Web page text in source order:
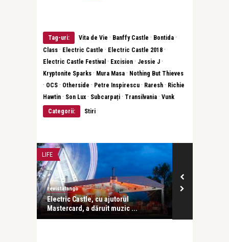
Tag-uri: Vita de Vie · Banffy Castle · Bontida ·
Class · Electric Castle · Electric Castle 2018 ·
Electric Castle Festival · Excision · Jessie J ·
Kryptonite Sparks · Mura Masa · Nothing But Thieves
· OCS · Otherside · Petre Inspirescu · Raresh · Richie
Hawtin · Son Lux · Subcarpați · Transilvania · Vunk
Categorii:
Stiri
LIFE
revistatango
Electric Castle, cu ajutorul
Mastercard, a dăruit muzic ...